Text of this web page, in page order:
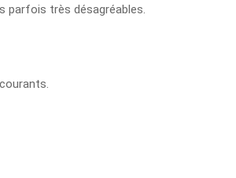
parfois très désagréables.